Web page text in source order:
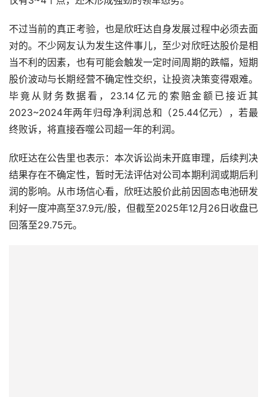
不过当前的真正考验，也是欣旺达自身发展过程中必须去面
对的。不少网友认为发生这件事儿，至少对欣旺达股价是相
当不利的因素，也有可能会触发一定时间周期的跌幅，短期
股价波动与长期经营不确定性交织，让投资决策变得艰难。
毕竟从财务数据看，23.14亿元的索赔金额已接近其
2023~2024年两年归母净利润总和（25.44亿元），若最
终败诉，将直接吞噬公司超一年的利润。
欣旺达在公告里也表示：本次诉讼尚未开庭审理，后续判决
结果存在不确定性，暂时无法评估对公司本期利润或期后利
润的影响。从市场信心看，欣旺达股价此前因固态电池研发
利好一度冲高至37.9元/股，但截至2025年12月26日收盘已
回落至29.75元。